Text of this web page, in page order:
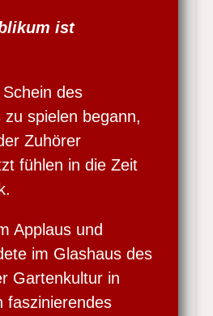
ist
des
zu spielen begann,
Zuhörer
fühlen in die Zeit
Applaus und
im Glashaus des
Gartenkultur in
faszinierendes